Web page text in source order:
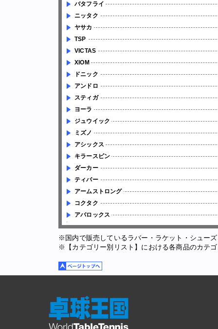
バタフライ
ニッタク
ヤサカ
TSP
VICTAS
XIOM
ドニック
アンドロ
スティガ
ヨーラ
ジュウイック
ミズノ
アシックス
キラースピン
ダーカー
ティバー
アームストロング
コクタク
アバロックス
※国内で販売しているラバー・ラケット・シュー
※【カテゴリー別リスト】における各商品のカテ